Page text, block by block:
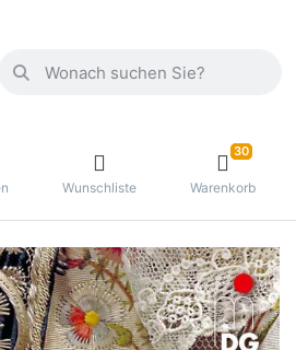
Wunschliste
30
Warenkorb